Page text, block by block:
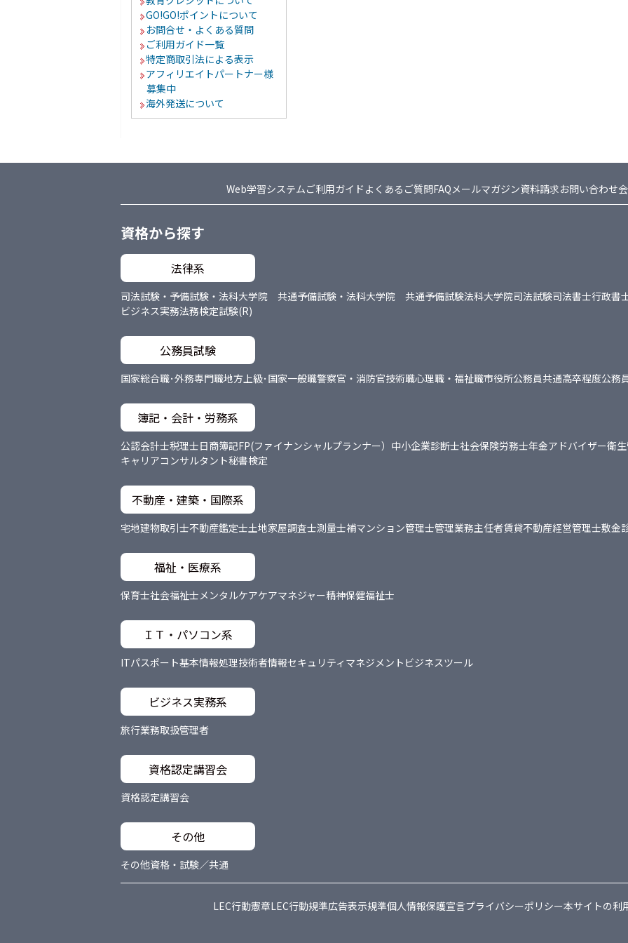
GO!GO!ポイントについて
お問合せ・よくある質問
ご利用ガイド一覧
特定商取引法による表示
アフィリエイトパートナー様
募集中
海外発送について
Web学習システムご利用ガイド よくあるご質問FAQ メールマガジン資料請求お問い合わせ
資格から探す
法律系
司法試験・予備試験・法科大学院 共通予備試験・法科大学院 共通予備試験法科大学院司法試験司法書士行政書
ビジネス実務法務検定試験(R)
公務員試験
国家総合職･外務専門職地方上級･国家一般職警察官・消防官技術職心理職・福祉職市役所公務員共通高卒程度公務
簿記・会計・労務系
公認会計士税理士日商簿記FP(ファイナンシャルプランナー） 中小企業診断士社会保険労務士年金アドバイザー衛
キャリアコンサルタント秘書検定
不動産・建築・国際系
宅地建物取引士不動産鑑定士土地家屋調査士測量士補マンション管理士管理業務主任者賃貸不動産経営管理士敷金
福祉・医療系
保育士社会福祉士 メンタルケアケアマネジャー精神保健福祉士
ＩＴ・パソコン系
ITパスポート基本情報処理技術者情報セキュリティマネジメント ビジネスツール
ビジネス実務系
旅行業務取扱管理者
資格認定講習会
資格認定講習会
その他
その他資格・試験／共通
LEC行動憲章LEC行動規準広告表示規準個人情報保護宣言プライバシーポリシー本サイトの利